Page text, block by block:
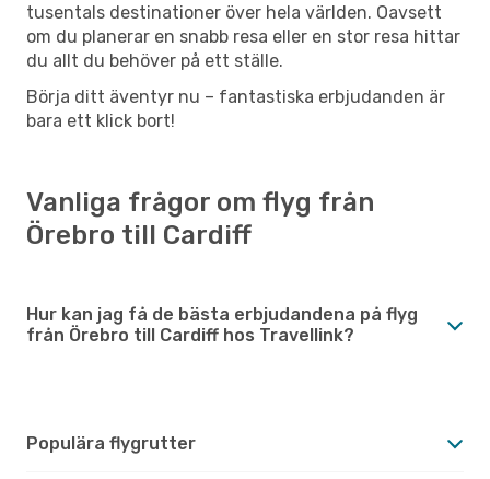
tusentals destinationer över hela världen. Oavsett
om du planerar en snabb resa eller en stor resa hittar
du allt du behöver på ett ställe.
Börja ditt äventyr nu – fantastiska erbjudanden är
bara ett klick bort!
Vanliga frågor om flyg från
Örebro till Cardiff
Hur kan jag få de bästa erbjudandena på flyg
från Örebro till Cardiff hos Travellink?
Populära flygrutter